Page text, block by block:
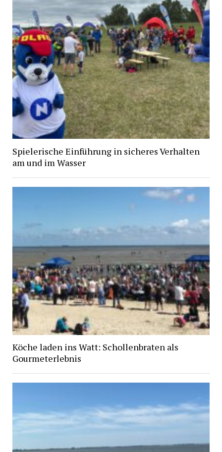
Spielerische Einführung in sicheres Verhalten
am und im Wasser
Köche laden ins Watt: Schollenbraten als
Gourmeterlebnis